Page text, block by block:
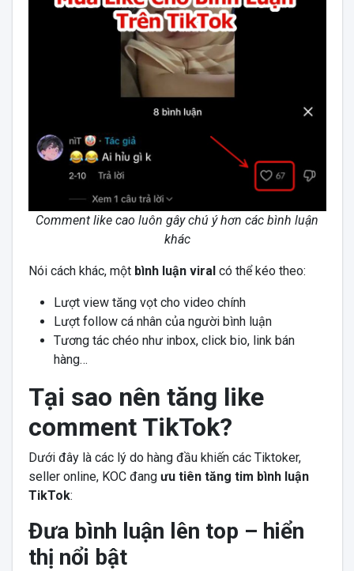
Comment like cao luôn gây chú ý hơn các bình luận
khác
Nói cách khác, một bình luận viralcó thể kéo theo:
Lượt view tăng vọt cho video chính
Lượt follow cá nhân của người bình luận
Tương tác chéo như inbox, click bio, link bán
hàng…
Tại sao nên tăng like
comment TikTok?
Dưới đây là các lý do hàng đầu khiến các Tiktoker,
seller online, KOC đang ưu tiên tăng tim bình luận
TikTok:
Đưa bình luận lên top – hiển
thị nổi bật